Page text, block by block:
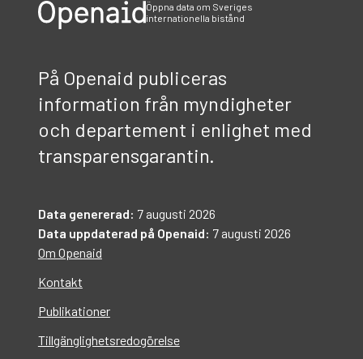
Öppna data om Sveriges
internationella bistånd
På Openaid publiceras
information från myndigheter
och departement i enlighet med
transparensgarantin.
Data genererad: 7 augusti 2026
Data uppdaterad på Openaid: 7 augusti 2026
Om Openaid
Kontakt
Publikationer
Tillgänglighetsredogörelse